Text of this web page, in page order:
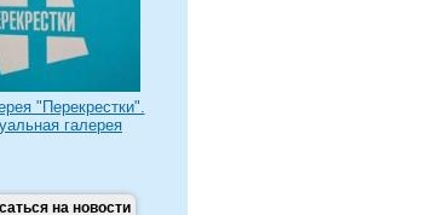
"Перекрестки".
галерея
на новости